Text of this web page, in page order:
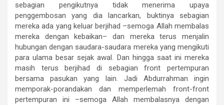
sebagian pengikutnya tidak menerima upaya
penggembosan yang dia lancarkan, buktinya sebagian
mereka ada yang keluar berjihad –semoga Allah membalas
mereka dengan kebaikan– dan mereka terus menjalin
hubungan dengan saudara-saudara mereka yang mengikuti
para ulama besar sejak awal. Dan hingga saat ini mereka
masih terus berjihad di sebagian front pertempuran
bersama pasukan yang lain. Jadi Abdurrahman ingin
memporak-porandakan dan memperlemah front-front
pertempuran ini –semoga Allah membalasnya dengan